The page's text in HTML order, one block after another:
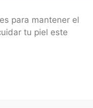
para mantener el
tu piel este